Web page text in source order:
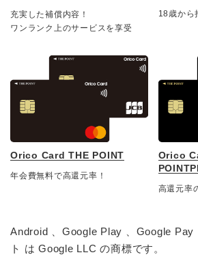
充実した補償内容！
ワンランク上のサービスを享受
18歳から
Orico Card THE POINT
年会費無料で高還元率！
Orico
高還元率
Android 、Google Play 、Google Pay
ト は Google LLC の商標です。